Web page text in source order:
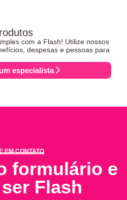
com a Flash! Utilize nossos
despesas e pessoas para
especialista
EM CONTATO
formulário e
Flash